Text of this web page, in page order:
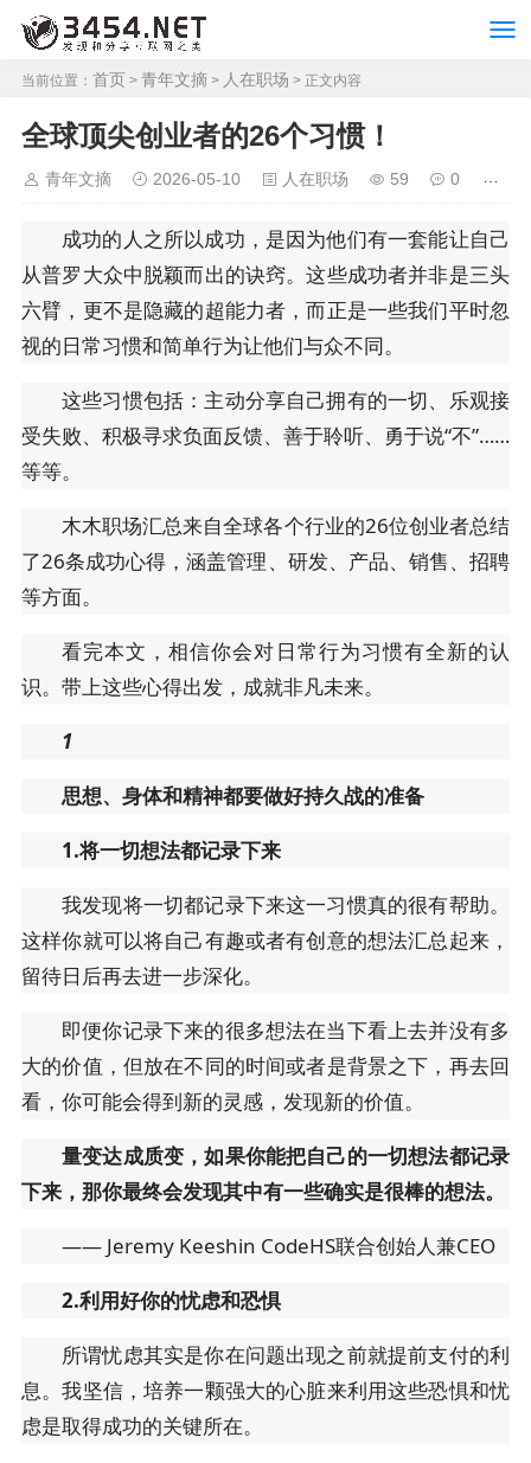
当前位置： 首页 > 青年文摘 > 人在职场 > 正文内容
全球顶尖创业者的26个习惯！
青年文摘 2026-05-10 人在职场 59 0
成功的人之所以成功，是因为他们有一套能让自己
从普罗大众中脱颖而出的诀窍。这些成功者并非是三头
六臂，更不是隐藏的超能力者，而正是一些我们平时忽
视的日常习惯和简单行为让他们与众不同。
这些习惯包括：主动分享自己拥有的一切、乐观接
受失败、积极寻求负面反馈、善于聆听、勇于说“不”……
等等。
木木职场汇总来自全球各个行业的26位创业者总结
了26条成功心得，涵盖管理、研发、产品、销售、招聘
等方面。
看完本文，相信你会对日常行为习惯有全新的认
识。带上这些心得出发，成就非凡未来。
1
思想、身体和精神都要做好持久战的准备
1.将一切想法都记录下来
我发现将一切都记录下来这一习惯真的很有帮助。
这样你就可以将自己有趣或者有创意的想法汇总起来，
留待日后再去进一步深化。
即便你记录下来的很多想法在当下看上去并没有多
大的价值，但放在不同的时间或者是背景之下，再去回
看，你可能会得到新的灵感，发现新的价值。
量变达成质变，如果你能把自己的一切想法都记录
下来，那你最终会发现其中有一些确实是很棒的想法。
—— Jeremy Keeshin CodeHS联合创始人兼CEO
2.利用好你的忧虑和恐惧
所谓忧虑其实是你在问题出现之前就提前支付的利
息。我坚信，培养一颗强大的心脏来利用这些恐惧和忧
虑是取得成功的关键所在。